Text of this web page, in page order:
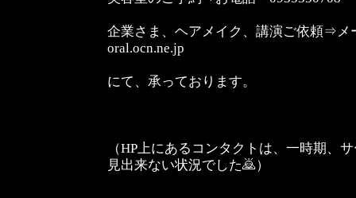
企業さま、ヘアメイク、講演ご依頼⇒
oral.ocn.ne.jp
にて、承っております。
（HP上にあるコンタクトは、一時期、
見出来ない状況でした🙇）